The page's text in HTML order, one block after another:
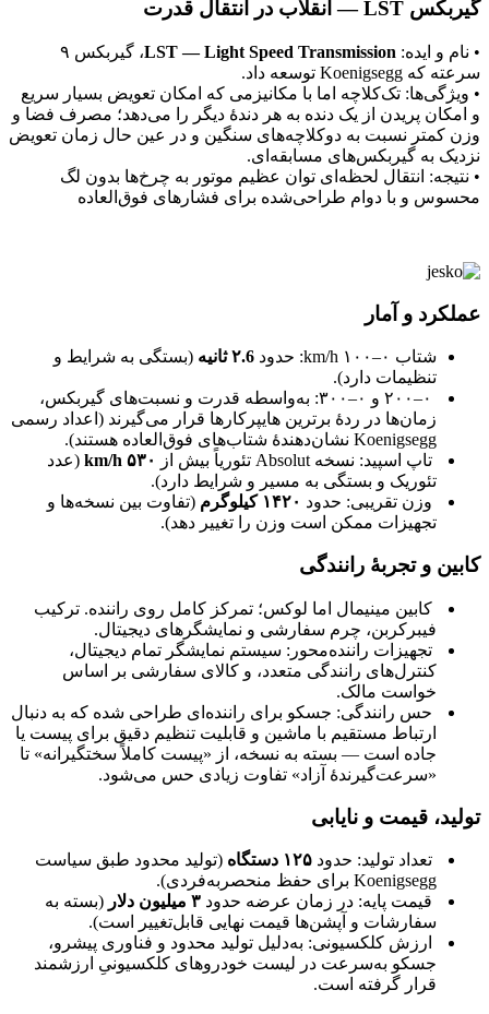
گیربکس LST — انقلاب در انتقال قدرت
• نام و ایده: LST — Light Speed Transmission
، گیربکس ۹
سرعته که Koenigsegg توسعه داد.
• ویژگی‌ها: تک‌کلاچه اما با مکانیزمی که امکان تعویض بسیار سریع
و امکان پریدن از یک دنده به هر دندهٔ دیگر را می‌دهد؛ مصرف فضا و
وزن کمتر نسبت به دوکلاچه‌های سنگین و در عین حال زمان تعویض
نزدیک به گیربکس‌های مسابقه‌ای.
• نتیجه: انتقال لحظه‌ای توان عظیم موتور به چرخ‌ها بدون لگ
محسوس و با دوام طراحی‌شده برای فشارهای فوق‌العاده
عملکرد و آمار
شتاب ۰–۱۰۰ km/h: حدود ۲.6 ثانیه
(بستگی به شرایط و
تنظیمات دارد).
۰–۲۰۰ و ۰–۳۰۰: به‌واسطه قدرت و نسبت‌های گیربکس،
زمان‌ها در ردهٔ برترین هایپرکارها قرار می‌گیرند (اعداد رسمی
Koenigsegg نشان‌دهندهٔ شتاب‌های فوق‌العاده هستند).
تاپ اسپید: نسخه Absolut تئوریاً بیش از
۵۳۰ km/h
(عدد
تئوریک و بستگی به مسیر و شرایط دارد).
وزن تقریبی: حدود ۱۴۲۰ کیلوگرم
(تفاوت بین نسخه‌ها و
تجهیزات ممکن است وزن را تغییر دهد).
کابین و تجربهٔ رانندگی
کابین مینیمال اما لوکس؛ تمرکز کامل روی راننده. ترکیب
فیبرکربن، چرم سفارشی و نمایشگرهای دیجیتال.
تجهیزات راننده‌محور: سیستم‌ نمایشگر تمام دیجیتال،
کنترل‌های رانندگی متعدد، و کالای سفارشی بر اساس
خواست مالک.
حس رانندگی: جسکو برای راننده‌ای طراحی شده که به دنبال
ارتباط مستقیم با ماشین و قابلیت تنظیم دقیق برای پیست یا
جاده است — بسته به نسخه، از «پیست کاملاً سختگیرانه» تا
«سرعت‌گیرندهٔ آزاد» تفاوت زیادی حس می‌شود.
تولید، قیمت و نایابی
تعداد تولید: حدود ۱۲۵ دستگاه
(تولید محدود طبق سیاست
Koenigsegg برای حفظ منحصر‌به‌فردی).
قیمت پایه: در زمان عرضه حدود ۳ میلیون دلار
(بسته به
سفارشات و آپشن‌ها قیمت نهایی قابل‌تغییر است).
ارزش کلکسیونی: به‌دلیل تولید محدود و فناوری پیشرو،
جسکو به‌سرعت در لیست خودروهای کلکسیونیِ ارزشمند
قرار گرفته است.